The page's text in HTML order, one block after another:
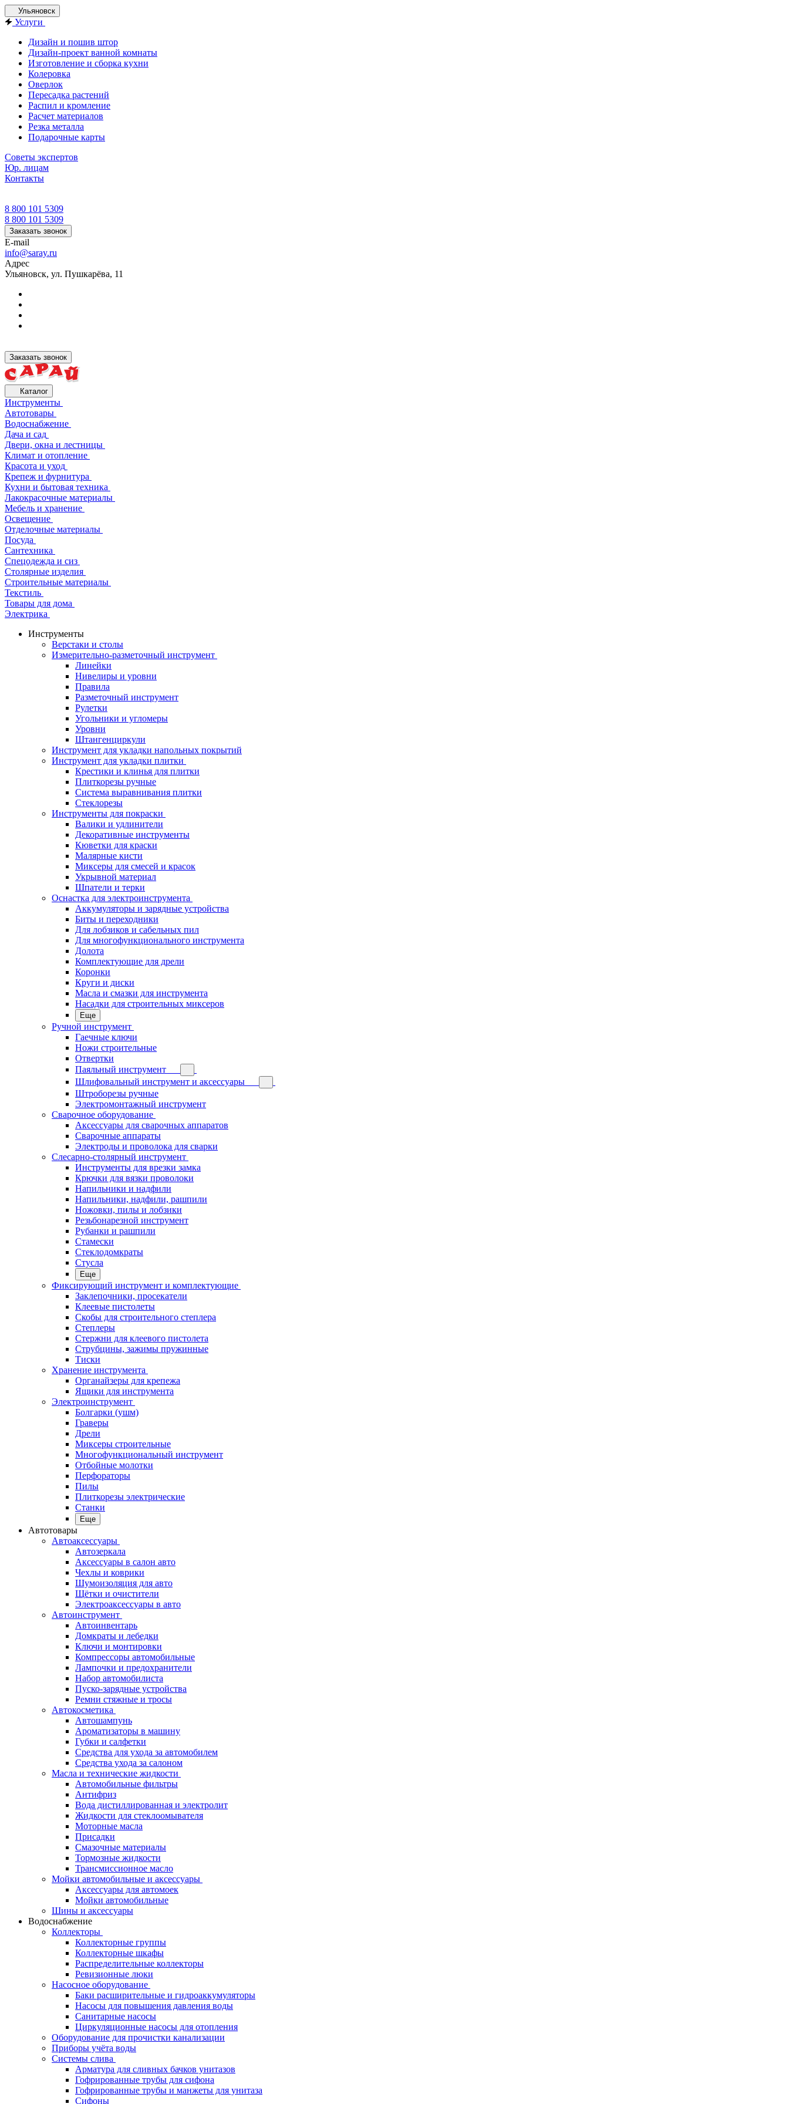
Ульяновск
Услуги
Дизайн и пошив штор
Дизайн-проект ванной комнаты
Изготовление и сборка кухни
Колеровка
Оверлок
Пересадка растений
Распил и кромление
Расчет материалов
Резка металла
Подарочные карты
Советы экспертов
Юр. лицам
Контакты
8 800 101 5309
8 800 101 5309
Заказать звонок
E-mail
info@saray.ru
Адрес
Ульяновск, ул. Пушкарёва, 11
Заказать звонок
Каталог
Инструменты
Автотовары
Водоснабжение
Дача и сад
Двери, окна и лестницы
Климат и отопление
Красота и уход
Крепеж и фурнитура
Кухни и бытовая техника
Лакокрасочные материалы
Мебель и хранение
Освещение
Отделочные материалы
Посуда
Сантехника
Спецодежда и сиз
Столярные изделия
Строительные материалы
Текстиль
Товары для дома
Электрика
Инструменты
Верстаки и столы
Измерительно-разметочный инструмент
Линейки
Нивелиры и уровни
Правила
Разметочный инструмент
Рулетки
Угольники и угломеры
Уровни
Штангенциркули
Инструмент для укладки напольных покрытий
Инструмент для укладки плитки
Крестики и клинья для плитки
Плиткорезы ручные
Система выравнивания плитки
Стеклорезы
Инструменты для покраски
Валики и удлинители
Декоративные инструменты
Кюветки для краски
Малярные кисти
Миксеры для смесей и красок
Укрывной материал
Шпатели и терки
Оснастка для электроинструмента
Аккумуляторы и зарядные устройства
Биты и переходники
Для лобзиков и сабельных пил
Для многофункционального инструмента
Долота
Комплектующие для дрели
Коронки
Круги и диски
Масла и смазки для инструмента
Насадки для строительных миксеров
Еще
Ручной инструмент
Гаечные ключи
Ножи строительные
Отвертки
Паяльный инструмент
Шлифовальный инструмент и аксессуары
Штроборезы ручные
Электромонтажный инструмент
Сварочное оборудование
Аксессуары для сварочных аппаратов
Сварочные аппараты
Электроды и проволока для сварки
Слесарно-столярный инструмент
Инструменты для врезки замка
Крючки для вязки проволоки
Напильники и надфили
Напильники, надфили, рашпили
Ножовки, пилы и лобзики
Резьбонарезной инструмент
Рубанки и рашпили
Стамески
Стеклодомкраты
Стусла
Еще
Фиксирующий инструмент и комплектующие
Заклепочники, просекатели
Клеевые пистолеты
Скобы для строительного степлера
Степлеры
Стержни для клеевого пистолета
Струбцины, зажимы пружинные
Тиски
Хранение инструмента
Органайзеры для крепежа
Ящики для инструмента
Электроинструмент
Болгарки (ушм)
Граверы
Дрели
Миксеры строительные
Многофункциональный инструмент
Отбойные молотки
Перфораторы
Пилы
Плиткорезы электрические
Станки
Еще
Автотовары
Автоаксессуары
Автозеркала
Аксессуары в салон авто
Чехлы и коврики
Шумоизоляция для авто
Щётки и очистители
Электроаксессуары в авто
Автоинструмент
Автоинвентарь
Домкраты и лебедки
Ключи и монтировки
Компрессоры автомобильные
Лампочки и предохранители
Набор автомобилиста
Пуско-зарядные устройства
Ремни стяжные и тросы
Автокосметика
Автошампунь
Ароматизаторы в машину
Губки и салфетки
Средства для ухода за автомобилем
Средства ухода за салоном
Масла и технические жидкости
Автомобильные фильтры
Антифриз
Вода дистиллированная и электролит
Жидкости для стеклоомывателя
Моторные масла
Присадки
Смазочные материалы
Тормозные жидкости
Трансмиссионное масло
Мойки автомобильные и аксессуары
Аксессуары для автомоек
Мойки автомобильные
Шины и аксессуары
Водоснабжение
Коллекторы
Коллекторные группы
Коллекторные шкафы
Распределительные коллекторы
Ревизионные люки
Насосное оборудование
Баки расширительные и гидроаккумуляторы
Насосы для повышения давления воды
Санитарные насосы
Циркуляционные насосы для отопления
Оборудование для прочистки канализации
Приборы учёта воды
Системы слива
Арматура для сливных бачков унитазов
Гофрированные трубы для сифона
Гофрированные трубы и манжеты для унитаза
Сифоны